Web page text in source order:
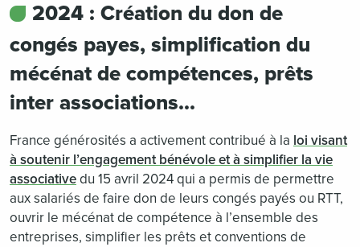
2024 : Création du don de
congés payes, simplification du
mécénat de compétences, prêts
inter associations…
France générosités a activement contribué à la loi visant
à soutenir l’engagement bénévole et à simplifier la vie
associativedu 15 avril 2024 qui a permis de permettre
aux salariés de faire don de leurs congés payés ou RTT,
ouvrir le mécénat de compétence à l’ensemble des
entreprises, simplifier les prêts et conventions de